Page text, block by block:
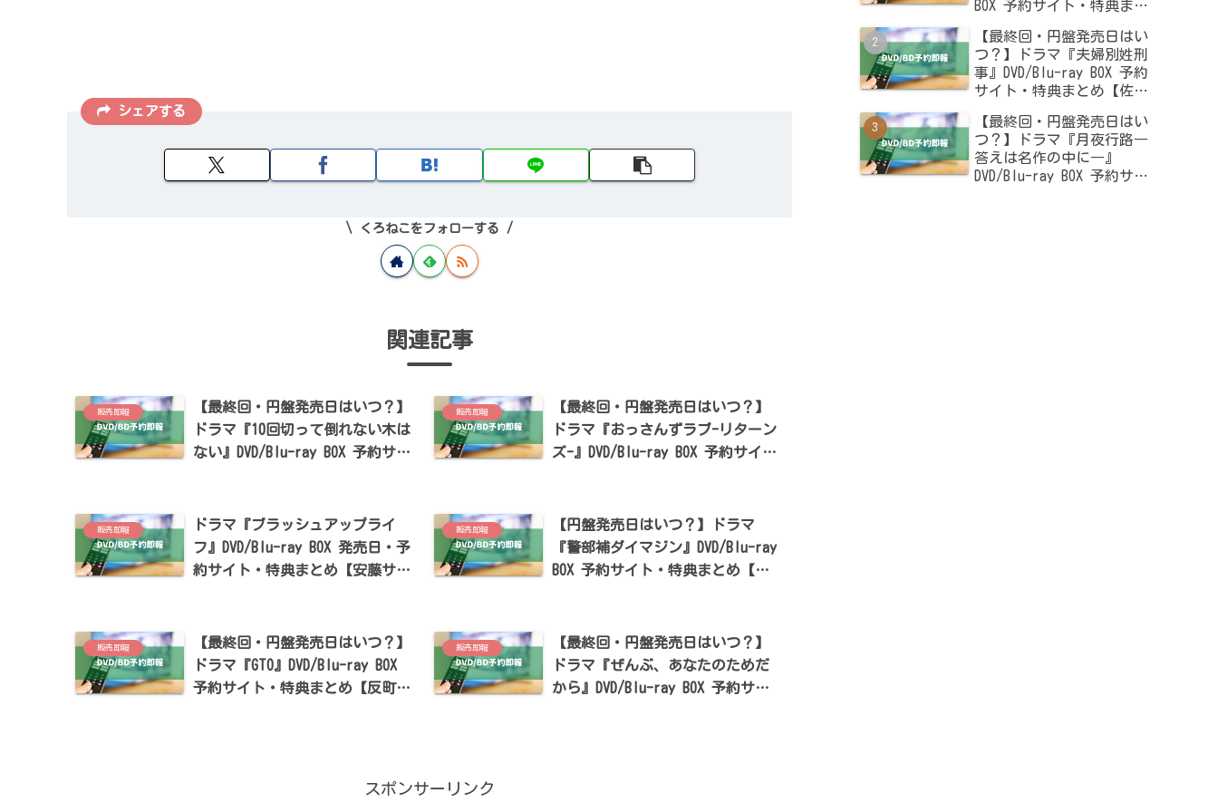
シェアする
くろねこをフォローする
関連記事
販売即報
【最終回・円盤発売日はいつ？】
ドラマ『10回切って倒れない木は
ない』DVD/Blu-ray BOX 予約サイ
販売即報
【最終回・円盤発売日はいつ？】
ドラマ『おっさんずラブ-リターン
ズ-』DVD/Blu-ray BOX 予約サイ
販売即報
ドラマ『ブラッシュアップライ
フ』DVD/Blu-ray BOX 発売日・予
約サイト・特典まとめ【安藤サク
販売即報
【円盤発売日はいつ？】ドラマ
『警部補ダイマジン』DVD/Blu-ray
BOX 予約サイト・特典まとめ【生
販売即報
【最終回・円盤発売日はいつ？】
ドラマ『GTO』DVD/Blu-ray BOX
予約サイト・特典まとめ【反町隆
販売即報
【最終回・円盤発売日はいつ？】
ドラマ『ぜんぶ、あなたのためだ
から』DVD/Blu-ray BOX 予約サイ
スポンサーリンク
BOX 予約サイト・特典まと
演】
【最終回・円盤発売日はい
つ？】ドラマ『夫婦別姓刑
事』DVD/Blu-ray BOX 予約
サイト・特典まとめ【佐藤
【最終回・円盤発売日はい
つ？】ドラマ『月夜行路―
答えは名作の中に―』
DVD/Blu-ray BOX 予約サイ